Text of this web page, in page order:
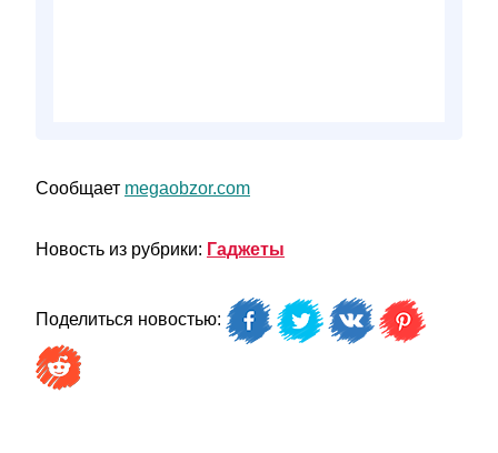
Сообщает megaobzor.com
Новость из рубрики: Гаджеты
Поделиться новостью: